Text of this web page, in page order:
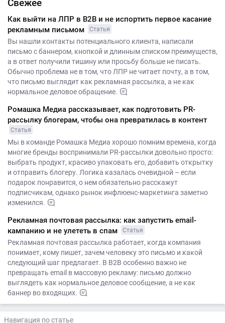
Свежее
Как выйти на ЛПР в B2B и не испортить первое касание
рекламным письмом
Статья
Вы нашли контакты потенциального клиента, написали
письмо с баннером, кнопкой и длинным списком преимуществ,
а в ответ получили тишину или просьбу больше не писать.
Обычно проблема не в том, что ЛПР не читает почту, а в том,
что письмо выглядит как рекламная рассылка, а не как
нормальное деловое обращение.
Ромашка Медиа рассказывает, как подготовить PR-
рассылку блогерам, чтобы она превратилась в контент
Статья
Мы в команде Ромашка Медиа хорошо помним времена, когда
многие бренды воспринимали PR-рассылки довольно просто:
выбрать продукт, красиво упаковать его, добавить открытку
и отправить блогеру. Логика казалась очевидной – если
подарок понравится, о нем обязательно расскажут
подписчикам, однако рынок инфлюенс-маркетинга заметно
изменился.
Рекламная почтовая рассылка: как запустить email-
кампанию и не улететь в спам
Статья
Рекламная почтовая рассылка работает, когда компания
понимает, кому пишет, зачем человеку это письмо и какой
следующий шаг предлагает. В B2B особенно важно не
превращать email в массовую рекламу: письмо должно
выглядеть как нормальное деловое сообщение, а не как
баннер во входящих.
Навигация по статье